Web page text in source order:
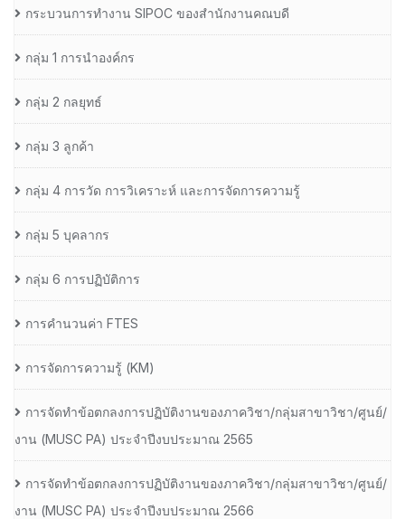
กระบวนการทำงาน SIPOC ของสำนักงานคณบดี
กลุ่ม 1 การนำองค์กร
กลุ่ม 2 กลยุทธ์
กลุ่ม 3 ลูกค้า
กลุ่ม 4 การวัด การวิเคราะห์ และการจัดการความรู้
กลุ่ม 5 บุคลากร
กลุ่ม 6 การปฏิบัติการ
การคำนวนค่า FTES
การจัดการความรู้ (KM)
การจัดทำข้อตกลงการปฏิบัติงานของภาควิชา/กลุ่มสาขาวิชา/ศูนย์/
งาน (MUSC PA) ประจำปีงบประมาณ 2565
การจัดทำข้อตกลงการปฏิบัติงานของภาควิชา/กลุ่มสาขาวิชา/ศูนย์/
งาน (MUSC PA) ประจำปีงบประมาณ 2566